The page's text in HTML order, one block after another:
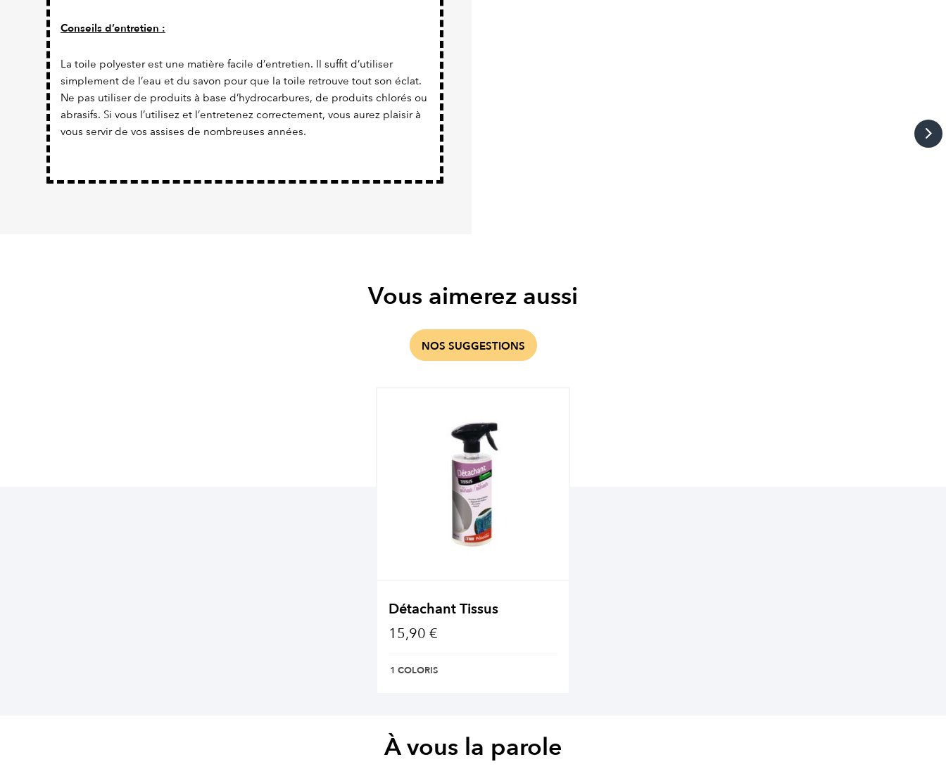
Conseils d’entretien :
La toile polyester est une matière facile d’entretien. Il suffit d’utiliser
simplement de l’eau et du savon pour que la toile retrouve tout son éclat.
Ne pas utiliser de produits à base d’hydrocarbures, de produits chlorés ou
abrasifs. Si vous l’utilisez et l’entretenez correctement, vous aurez plaisir à
vous servir de vos assises de nombreuses années.
Vous aimerez aussi
NOS SUGGESTIONS
Détachant Tissus
15,90 €
1 COLORIS
À vous la parole